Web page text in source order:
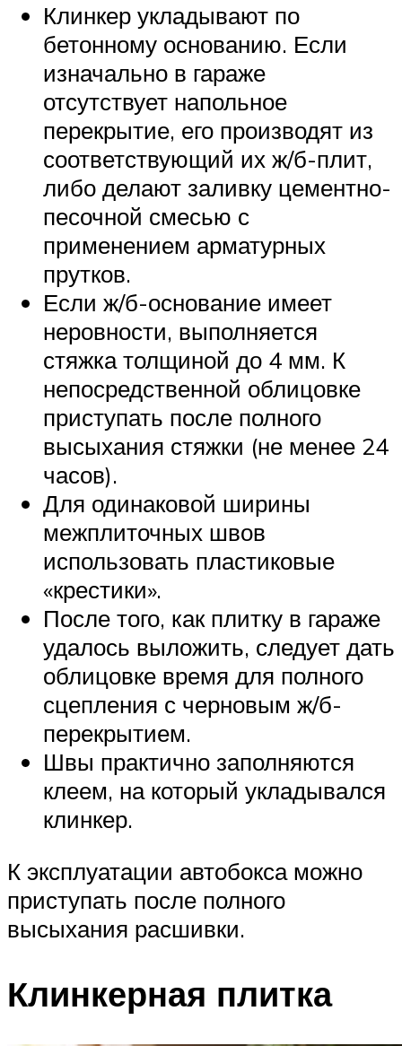
Клинкер укладывают по
бетонному основанию. Если
изначально в гараже
отсутствует напольное
перекрытие, его производят из
соответствующий их ж/б-плит,
либо делают заливку цементно-
песочной смесью с
применением арматурных
прутков.
Если ж/б-основание имеет
неровности, выполняется
стяжка толщиной до 4 мм. К
непосредственной облицовке
приступать после полного
высыхания стяжки (не менее 24
часов).
Для одинаковой ширины
межплиточных швов
использовать пластиковые
«крестики».
После того, как плитку в гараже
удалось выложить, следует дать
облицовке время для полного
сцепления с черновым ж/б-
перекрытием.
Швы практично заполняются
клеем, на который укладывался
клинкер.
К эксплуатации автобокса можно
приступать после полного
высыхания расшивки.
Клинкерная плитка